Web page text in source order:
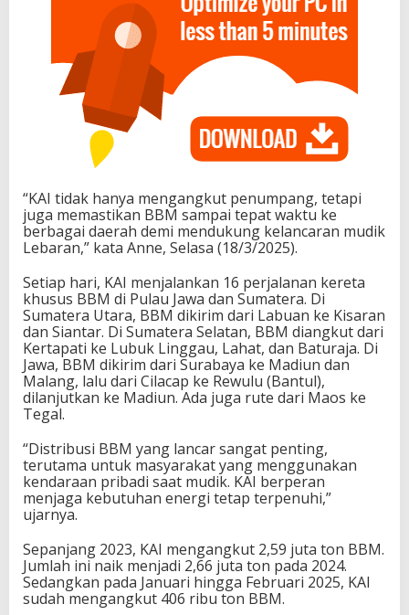
“KAI tidak hanya mengangkut penumpang, tetapi
juga memastikan BBM sampai tepat waktu ke
berbagai daerah demi mendukung kelancaran mudik
Lebaran,” kata Anne, Selasa (18/3/2025).
Setiap hari, KAI menjalankan 16 perjalanan kereta
khusus BBM di Pulau Jawa dan Sumatera. Di
Sumatera Utara, BBM dikirim dari Labuan ke Kisaran
dan Siantar. Di Sumatera Selatan, BBM diangkut dari
Kertapati ke Lubuk Linggau, Lahat, dan Baturaja. Di
Jawa, BBM dikirim dari Surabaya ke Madiun dan
Malang, lalu dari Cilacap ke Rewulu (Bantul),
dilanjutkan ke Madiun. Ada juga rute dari Maos ke
Tegal.
“Distribusi BBM yang lancar sangat penting,
terutama untuk masyarakat yang menggunakan
kendaraan pribadi saat mudik. KAI berperan
menjaga kebutuhan energi tetap terpenuhi,”
ujarnya.
Sepanjang 2023, KAI mengangkut 2,59 juta ton BBM.
Jumlah ini naik menjadi 2,66 juta ton pada 2024.
Sedangkan pada Januari hingga Februari 2025, KAI
sudah mengangkut 406 ribu ton BBM.